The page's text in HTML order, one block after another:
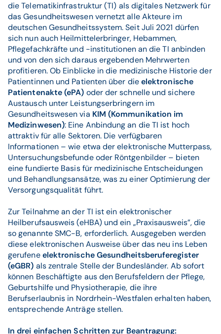
die Telematikinfrastruktur (TI) als digitales Netzwerk für
das Gesundheitswesen vernetzt alle Akteure im
deutschen Gesundheitssystem. Seit Juli 2021 dürfen
sich nun auch Heilmittelerbringer, Hebammen,
Pflegefachkräfte und -institutionen an die TI anbinden
und von den sich daraus ergebenden Mehrwerten
profitieren. Ob Einblicke in die medizinische Historie der
Patientinnen und Patienten über dieelektronische
Patientenakte (ePA) oder der schnelle und sichere
Austausch unter Leistungserbringern im
Gesundheitswesen via KIM (Kommunikation im
Medizinwesen): Eine Anbindung an die TI ist hoch
attraktiv für alle Sektoren. Die verfügbaren
Informationen – wie etwa der elektronische Mutterpass,
Untersuchungsbefunde oder Röntgenbilder – bieten
eine fundierte Basis für medizinische Entscheidungen
und Behandlungsansätze, was zu einer Optimierung der
Versorgungsqualität führt.
Zur Teilnahme an der TI ist ein elektronischer
Heilberufsausweis (eHBA) und ein „Praxisausweis”, die
so genannte SMC-B, erforderlich. Ausgegeben werden
diese elektronischen Ausweise über das neu ins Leben
gerufeneelektronische Gesundheitsberuferegister
(eGBR) als zentrale Stelle der Bundesländer. Ab sofort
können Beschäftigte aus den Berufsfeldern der Pflege,
Geburtshilfe und Physiotherapie, die ihre
Berufserlaubnis in Nordrhein-Westfalen erhalten haben,
entsprechende Anträge stellen.
In drei einfachen Schritten zur Beantragung: